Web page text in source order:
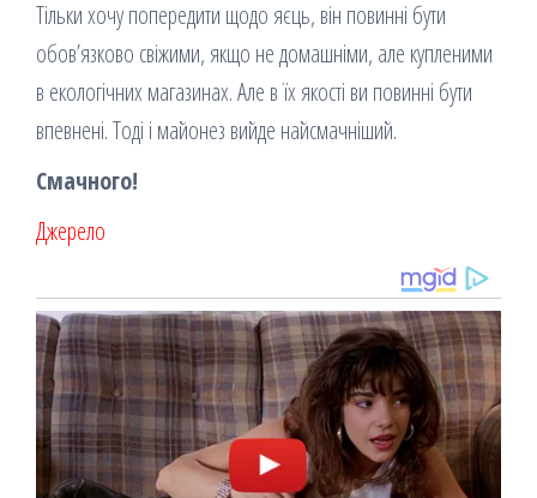
Тільки хочу попередити щодо яєць, він повинні бути
обов’язково свіжими, якщо не домашніми, але купленими
в екологічних магазинах. Але в їх якості ви повинні бути
впевнені. Тоді і майонез вийде найсмачніший.
Смачного!
Джерело